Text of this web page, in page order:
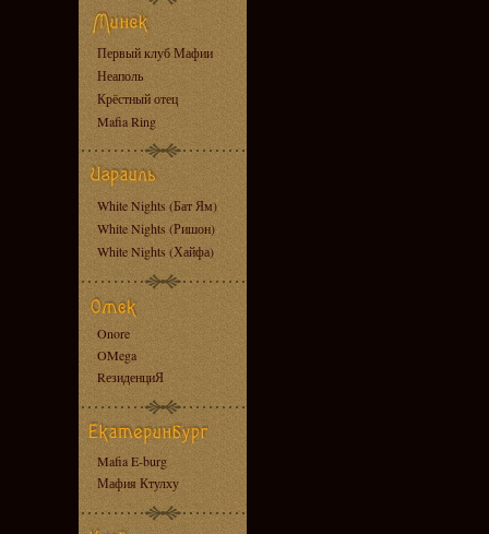
Первый клуб Мафии
Неаполь
Крёстный отец
Mafia Ring
White Nights (Бат Ям)
White Nights (Ришон)
White Nights (Хайфа)
Onore
OMega
RезиденциЯ
Mafia E-burg
Мафия Ктулху